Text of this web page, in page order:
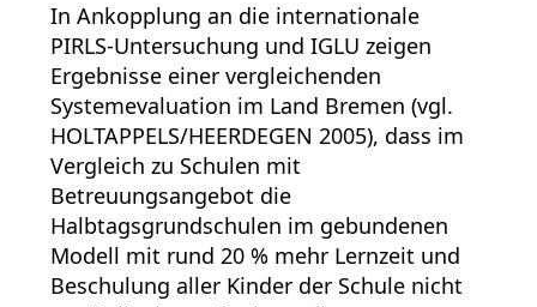
In Ankopplung an die internationale
PIRLS-Untersuchung und IGLU zeigen
Ergebnisse einer vergleichenden
Systemevaluation im Land Bremen (vgl.
HOLTAPPELS/HEERDEGEN 2005), dass im
Vergleich zu Schulen mit
Betreuungsangebot die
Halbtagsgrundschulen im gebundenen
Modell mit rund 20 % mehr Lernzeit und
Beschulung aller Kinder der Schule nicht